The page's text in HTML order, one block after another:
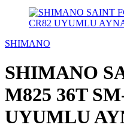
SHIMANO
SHIMANO
M825 36T
UYUMLU